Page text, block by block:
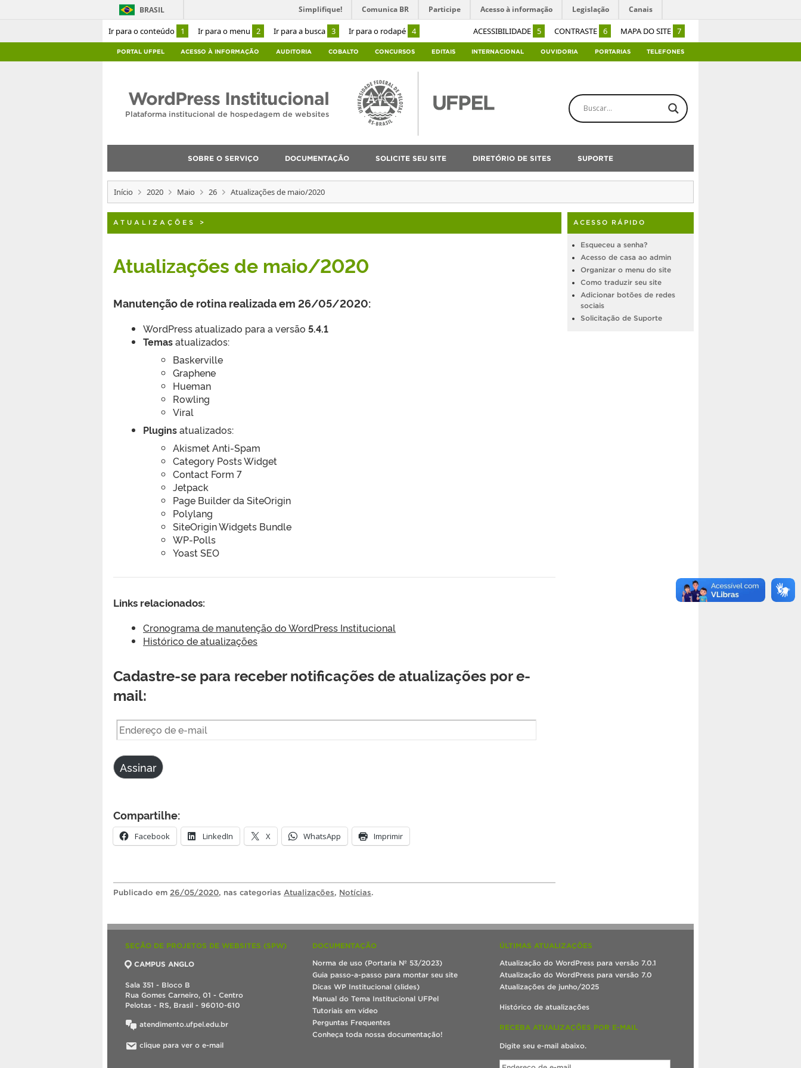
Ir para o conteúdo 1 Ir para o menu 2 Ir para a busca 3 Ir para o rodapé 4 ACESSIBILIDADE 5 CONTRASTE 6 MAPA DO SITE 7
BRASIL Simplifique! Comunica BR Participe Acesso à informação Legislação Canais
PORTAL UFPEL ACESSO À INFORMAÇÃO AUDITORIA COBALTO CONCURSOS EDITAIS INTERNACIONAL OUVIDORIA PORTARIAS TELEFONES
WordPress Institucional
Plataforma institucional de hospedagem de websites
SOBRE O SERVIÇO DOCUMENTAÇÃO SOLICITE SEU SITE DIRETÓRIO DE SITES SUPORTE
Início 2020 Maio 26 Atualizações de maio/2020
ATUALIZAÇÕES >
Atualizações de maio/2020
Manutenção de rotina realizada em 26/05/2020:
WordPress atualizado para a versão 5.4.1
Temasatualizados:
Baskerville
Graphene
Hueman
Rowling
Viral
Pluginsatualizados:
Akismet Anti-Spam
Category Posts Widget
Contact Form 7
Jetpack
Page Builder da SiteOrigin
Polylang
SiteOrigin Widgets Bundle
WP-Polls
Yoast SEO
Links relacionados:
Cronograma de manutenção do WordPress Institucional
Histórico de atualizações
Cadastre-se para receber notificações de atualizações por e-
mail:
Endereço
de
e-
mail
Assinar
Compartilhe:
Facebook LinkedIn X WhatsApp Imprimir
Publicado em 26/05/2020, nas categorias Atualizações, Notícias.
ACESSO RÁPIDO
Esqueceu a senha?
Acesso de casa ao admin
Organizar o menu do site
Como traduzir seu site
Adicionar botões de redes
sociais
Solicitação de Suporte
SEÇÃO DE PROJETOS DE WEBSITES (SPW)
CAMPUS ANGLO
Sala 351 - Bloco B
Rua Gomes Carneiro, 01 - Centro
Pelotas - RS, Brasil - 96010-610
atendimento.ufpel.edu.br
clique para ver o e-mail
DOCUMENTAÇÃO
Norma de uso (Portaria Nº 53/2023)
Guia passo-a-passo para montar seu site
Dicas WP Institucional (slides)
Manual do Tema Institucional UFPel
Tutoriais em vídeo
Perguntas Frequentes
Conheça toda nossa documentação!
ÚLTIMAS ATUALIZAÇÕES
Atualização do WordPress para versão 7.0.1
Atualização do WordPress para versão 7.0
Atualizações de junho/2025
Histórico de atualizações
RECEBA ATUALIZAÇÕES POR E-MAIL
Digite seu e-mail abaixo.
Endereço